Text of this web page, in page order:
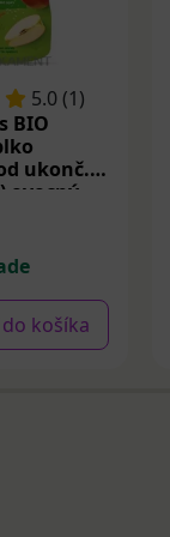
5.0 (1)
BIO
ukonč.
ovocný
košíka